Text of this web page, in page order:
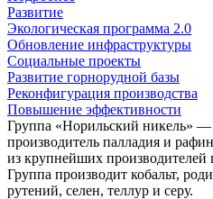
Развитие
Экологическая программа 2.0
Обновление инфраструктуры
Социальные проекты
Развитие горнорудной базы
Реконфигурация производства
Повышение эффективности
Группа «Норильский никель»
производитель палладия и
из крупнейших
Группа производит кобальт,
рутений, селен, теллур и серу.